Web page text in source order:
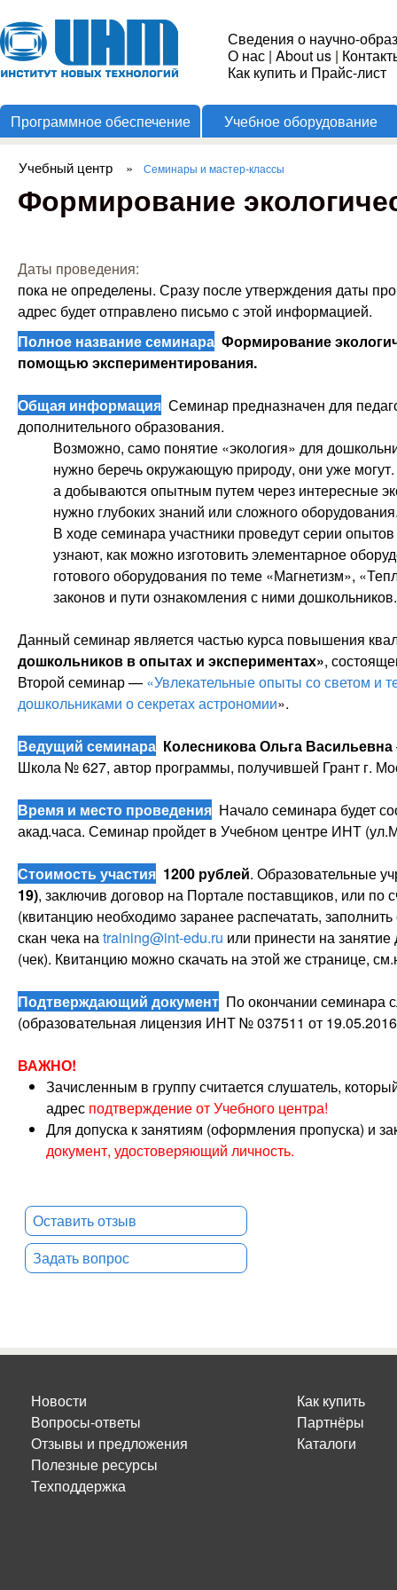
Институт
Новых
Технологий
Сведения о научно-
О нас | About us |
Как купить и Прайс-лист
Программное обеспечение Учебное оборудование
Вы здесь
Учебный центр » Семинары и мастер-классы
Формирование
Даты проведения:
пока не определены. Сразу после утверждения даты
адрес будет отправлено письмо с этой информацией.
Полное название семинара Формирование
помощью экспериментирования.
Общая информация Семинар предназначен для
дополнительного образования.
Возможно, само понятие «экология» для
нужно беречь окружающую природу, они уже
а добываются опытным путем через интересные
нужно глубоких знаний или сложного
В ходе семинара участники проведут серии
узнают, как можно изготовить элементарное
готового оборудования по теме «Магнетизм»,
законов и пути ознакомления с ними дошкольников.
Данный семинар является частью курса повышения
дошкольников в опытах и экспериментах»,
Второй семинар — «Увлекательные опыты со светом и
дошкольниками о секретах астрономии».
Ведущий семинара Колесникова Ольга Васильевна
Школа № 627, автор программы, получившей Грант г.
Время и место проведения Начало семинара будет
акад.часа. Семинар пройдет в Учебном центре ИНТ
Стоимость участия 1200 рублей. Образовательные
19), заключив договор на Портале поставщиков, или по
(квитанцию необходимо заранее распечатать,
скан чека наtraining@int-edu.ru или принести на
(чек). Квитанцию можно скачать на этой же странице,
Подтверждающий документ По окончании семинара
(образовательная лицензия ИНТ № 037511 от
ВАЖНО!
Зачисленным в группу считается слушатель,
адрес подтверждение от Учебного центра!
Для допуска к занятиям (оформления пропуска) и
документ, удостоверяющий личность.
Оставить отзыв
Задать вопрос
Новости
Вопросы-ответы
Отзывы и предложения
Полезные ресурсы
Техподдержка
Как купить
Партнёры
Каталоги